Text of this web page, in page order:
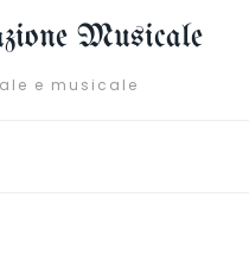
Musicale
e musicale